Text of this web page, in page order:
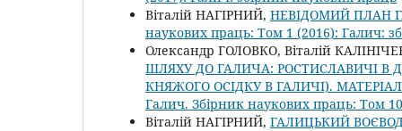
Віталій НАГІРНИЙ, НЕВІДОМИЙ ПЛАН
наукових праць: Том 1 (2016): Галич:
Олександр ГОЛОВКО, Віталій
ШЛЯХУ ДО ГАЛИЧА: РОСТИСЛАВИЧІ В
КНЯЖОГО ОСІДКУ В ГАЛИЧІ).
Галич. Збірник наукових праць: Том
Віталій НАГІРНИЙ, ГАЛИЦЬКИЙ